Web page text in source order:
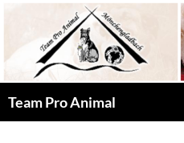
springen
Team Pro Animal